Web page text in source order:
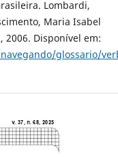
Lombardi,
Maria Isabel
2006. Disponível em:
glossario/